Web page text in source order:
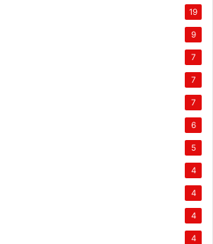
19
9
7
7
7
6
5
4
4
4
4